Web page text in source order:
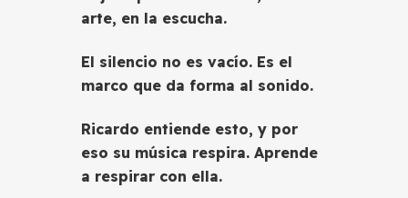
arte, en la escucha.
El silencio no es vacío. Es el
marco que da forma al sonido.
Ricardo entiende esto, y por
eso su música respira. Aprende
a respirar con ella.